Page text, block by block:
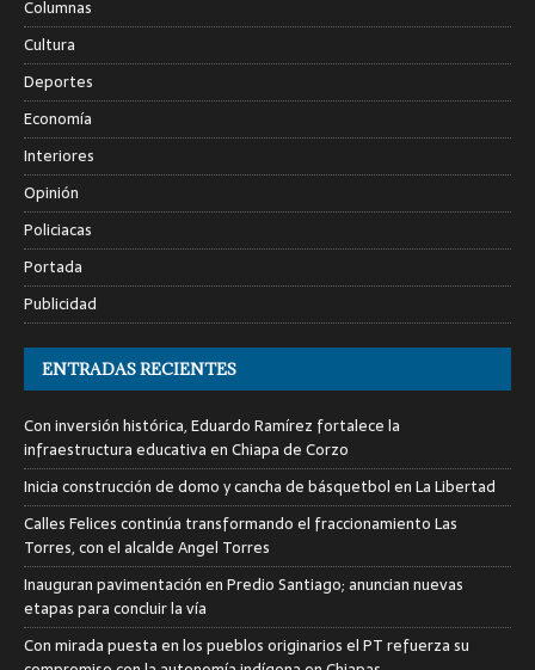
Columnas
Cultura
Deportes
Economía
Interiores
Opinión
Policiacas
Portada
Publicidad
ENTRADAS RECIENTES
Con inversión histórica, Eduardo Ramírez fortalece la
infraestructura educativa en Chiapa de Corzo
Inicia construcción de domo y cancha de básquetbol en La Libertad
Calles Felices continúa transformando el fraccionamiento Las
Torres, con el alcalde Angel Torres
Inauguran pavimentación en Predio Santiago; anuncian nuevas
etapas para concluir la vía
Con mirada puesta en los pueblos originarios el PT refuerza su